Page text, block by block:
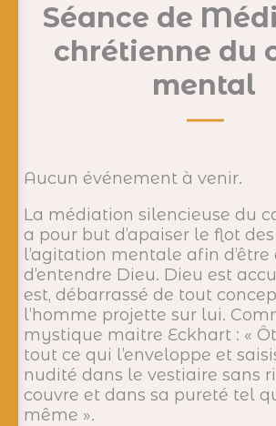
Séance de
chrétienne du
mental
Aucun événement à venir.
La médiation silencieuse du
a pour but d’apaiser le flot
l’agitation mentale afin
d’entendre Dieu. Dieu est
est, débarrassé de tout
l’homme projette sur lui.
mystique maitre Eckhart : «
tout ce qui l’enveloppe et
nudité dans le vestiaire sans
couvre et dans sa pureté tel
même ».